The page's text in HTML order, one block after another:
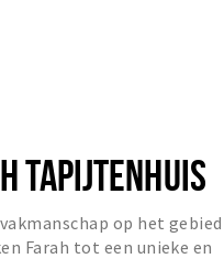
TAPIJTENHUIS
op het gebied
Farah tot een unieke en